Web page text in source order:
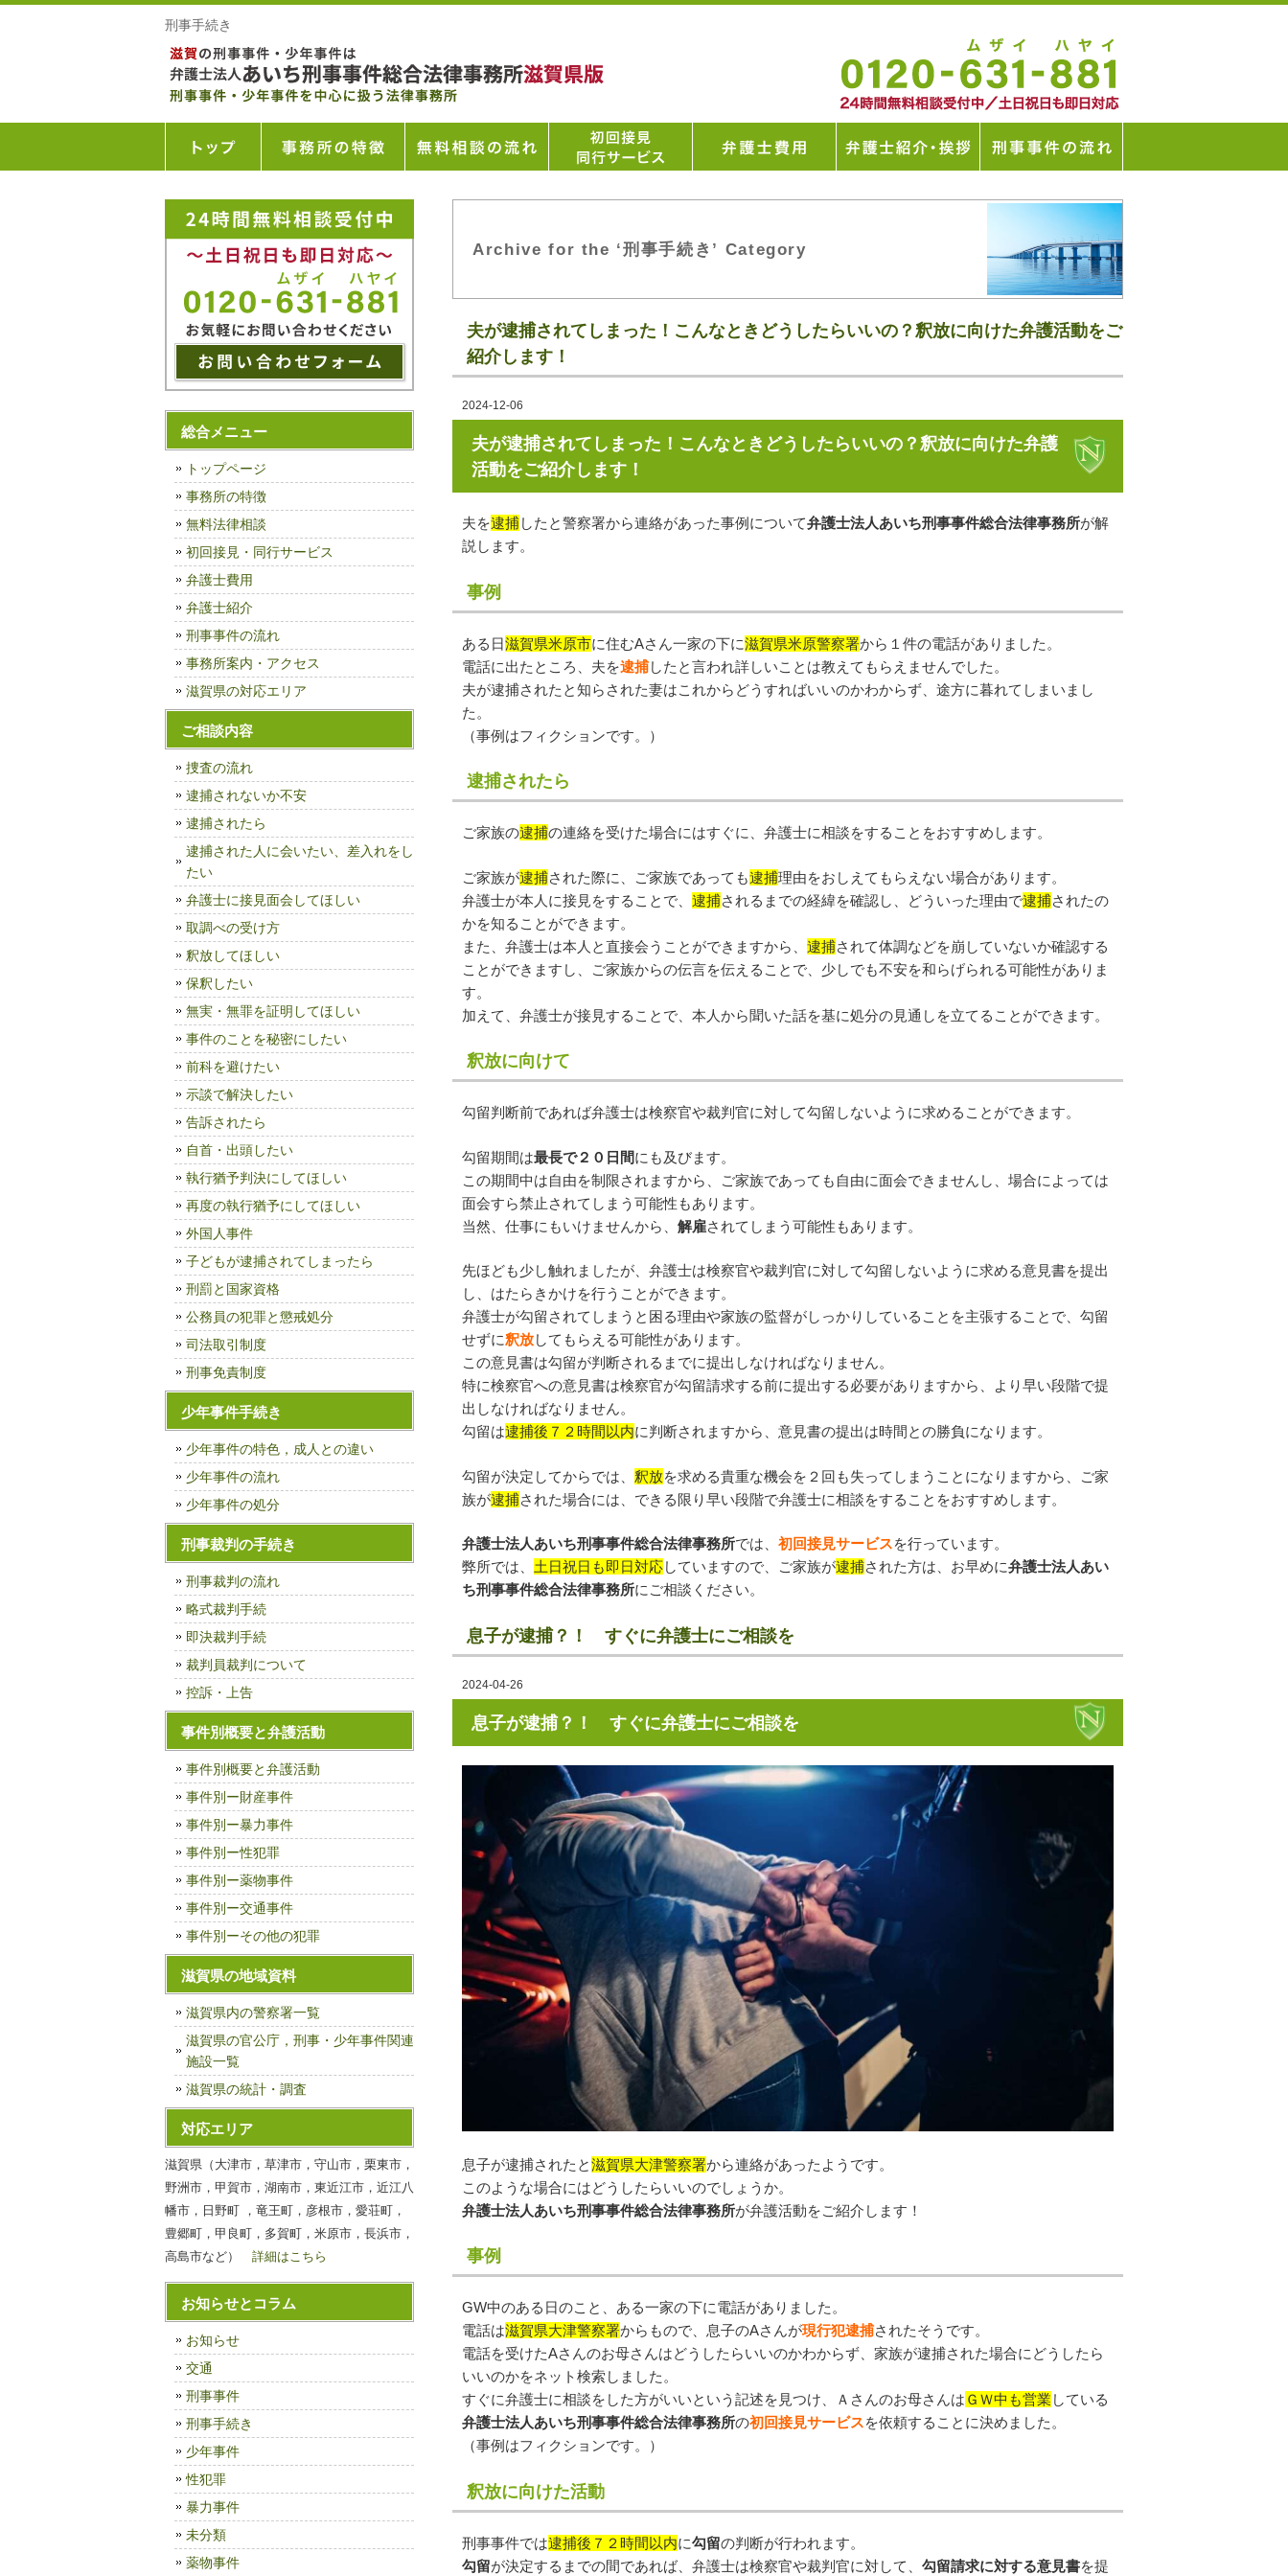
刑事手続き
Archive for the ‘刑事手続き’ Category
夫が逮捕されてしまった！こんなときどうしたらいいの？釈放に向けた弁護活動をご
紹介します！
2024-12-06
夫が逮捕されてしまった！こんなときどうしたらいいの？釈放に向けた弁護
活動をご紹介します！
夫を逮捕したと警察署から連絡があった事例について弁護士法人あいち刑事事件総合法律事務所が解
説します。
事例
ある日滋賀県米原市に住むAさん一家の下に滋賀県米原警察署から１件の電話がありました。
電話に出たところ、夫を逮捕したと言われ詳しいことは教えてもらえませんでした。
夫が逮捕されたと知らされた妻はこれからどうすればいいのかわからず、途方に暮れてしまいまし
た。
（事例はフィクションです。）
逮捕されたら
ご家族の逮捕の連絡を受けた場合にはすぐに、弁護士に相談をすることをおすすめします。
ご家族が逮捕された際に、ご家族であっても逮捕理由をおしえてもらえない場合があります。
弁護士が本人に接見をすることで、 逮捕されるまでの経緯を確認し、どういった理由で逮捕されたの
かを知ることができます。
また、弁護士は本人と直接会うことができますから、 逮捕されて体調などを崩していないか確認する
ことができますし、ご家族からの伝言を伝えることで、少しでも不安を和らげられる可能性がありま
す。
加えて、弁護士が接見することで、本人から聞いた話を基に処分の見通しを立てることができます。
釈放に向けて
勾留判断前であれば弁護士は検察官や裁判官に対して勾留しないように求めることができます。
勾留期間は最長で２０日間にも及びます。
この期間中は自由を制限されますから、ご家族であっても自由に面会できませんし、場合によっては
面会すら禁止されてしまう可能性もあります。
当然、仕事にもいけませんから、 解雇されてしまう可能性もあります。
先ほども少し触れましたが、弁護士は検察官や裁判官に対して勾留しないように求める意見書を提出
し、はたらきかけを行うことができます。
弁護士が勾留されてしまうと困る理由や家族の監督がしっかりしていることを主張することで、勾留
せずに釈放してもらえる可能性があります。
この意見書は勾留が判断されるまでに提出しなければなりません。
特に検察官への意見書は検察官が勾留請求する前に提出する必要がありますから、より早い段階で提
出しなければなりません。
勾留は逮捕後７２時間以内に判断されますから、意見書の提出は時間との勝負になります。
勾留が決定してからでは、 釈放を求める貴重な機会を２回も失ってしまうことになりますから、ご家
族が逮捕された場合には、できる限り早い段階で弁護士に相談をすることをおすすめします。
弁護士法人あいち刑事事件総合法律事務所では、 初回接見サービスを行っています。
弊所では、 土日祝日も即日対応していますので、ご家族が逮捕された方は、お早めに弁護士法人あい
ち刑事事件総合法律事務所にご相談ください。
息子が逮捕？！ すぐに弁護士にご相談を
2024-04-26
息子が逮捕？！ すぐに弁護士にご相談を
息子が逮捕されたと滋賀県大津警察署から連絡があったようです。
このような場合にはどうしたらいいのでしょうか。
弁護士法人あいち刑事事件総合法律事務所が弁護活動をご紹介します！
事例
GW中のある日のこと、ある一家の下に電話がありました。
電話は滋賀県大津警察署からもので、息子のAさんが現行犯逮捕されたそうです。
電話を受けたAさんのお母さんはどうしたらいいのかわからず、家族が逮捕された場合にどうしたら
いいのかをネット検索しました。
すぐに弁護士に相談をした方がいいという記述を見つけ、Ａさんのお母さんは ＧＷ中も営業 している
弁護士法人あいち刑事事件総合法律事務所の初回接見サービスを依頼することに決めました。
（事例はフィクションです。）
釈放に向けた活動
刑事事件では逮捕後７２時間以内に勾留の判断が行われます。
勾留が決定するまでの間であれば、弁護士は検察官や裁判官に対して、 勾留請求に対する意見書を提
総合メニュー
トップページ
事務所の特徴
無料法律相談
初回接見・同行サービス
弁護士費用
弁護士紹介
刑事事件の流れ
事務所案内・アクセス
滋賀県の対応エリア
ご相談内容
捜査の流れ
逮捕されないか不安
逮捕されたら
逮捕された人に会いたい、差入れをし
たい
弁護士に接見面会してほしい
取調べの受け方
釈放してほしい
保釈したい
無実・無罪を証明してほしい
事件のことを秘密にしたい
前科を避けたい
示談で解決したい
告訴されたら
自首・出頭したい
執行猶予判決にしてほしい
再度の執行猶予にしてほしい
外国人事件
子どもが逮捕されてしまったら
刑罰と国家資格
公務員の犯罪と懲戒処分
司法取引制度
刑事免責制度
少年事件手続き
少年事件の特色，成人との違い
少年事件の流れ
少年事件の処分
刑事裁判の手続き
刑事裁判の流れ
略式裁判手続
即決裁判手続
裁判員裁判について
控訴・上告
事件別概要と弁護活動
事件別概要と弁護活動
事件別ー財産事件
事件別ー暴力事件
事件別ー性犯罪
事件別ー薬物事件
事件別ー交通事件
事件別ーその他の犯罪
滋賀県の地域資料
滋賀県内の警察署一覧
滋賀県の官公庁，刑事・少年事件関連
施設一覧
滋賀県の統計・調査
対応エリア
滋賀県（大津市，草津市，守山市，栗東市，
野洲市，甲賀市，湖南市，東近江市，近江八
幡市，日野町 ，竜王町，彦根市，愛荘町，
豊郷町，甲良町，多賀町，米原市，長浜市，
高島市など） 詳細はこちら
お知らせとコラム
お知らせ
交通
刑事事件
刑事手続き
少年事件
性犯罪
暴力事件
未分類
薬物事件